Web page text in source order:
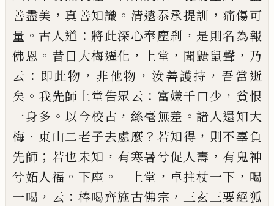
善盡美 ， 真善知識 。 清遠忝承提訓 ， 痛傷可
量 。 古人道 ： 將此深心奉塵剎 ， 是則名為報
佛恩 。 昔日大梅遷化 ， 上堂 ， 聞鼯鼠聲 ， 乃
云 ： 即此物 ， 非他物 ， 汝善護持 ， 吾當逝
矣 。 我先師上堂告眾云 ： 富嫌千口少 ， 貧恨
一身多 。 以今校古 ， 絲毫無差 。諸人還知大
梅 ． 東山二老子去處麼 ？ 若知得 ， 則不辜負
先師 ； 若也未知 ， 有寒暑兮促人壽 ， 有鬼神
兮妬人福 。 下座 。 上堂 ，卓拄杖一下 ， 喝
一喝 ， 云 ： 棒喝齊施古佛宗 ， 三玄三要絕狐